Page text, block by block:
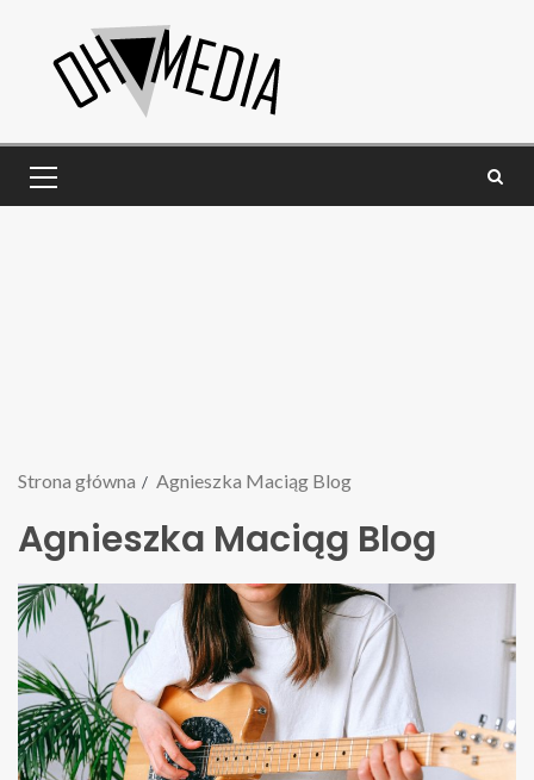
Strona główna Agnieszka Maciąg Blog
Agnieszka Maciąg Blog